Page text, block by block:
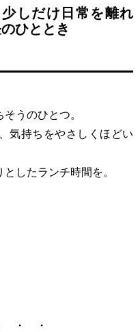
しだけ日常を離れ
ひととき
うのひとつ。
気持ちをやさしくほどい
したランチ時間を。
・ ・